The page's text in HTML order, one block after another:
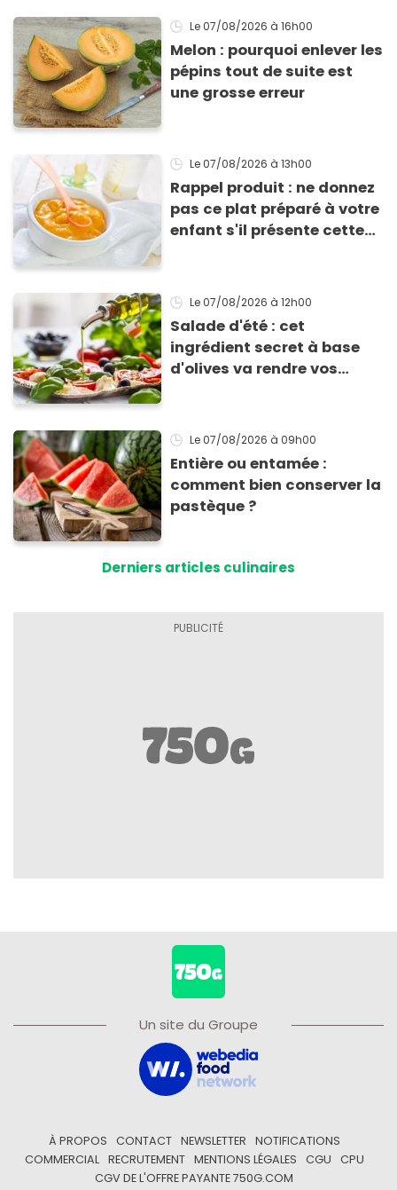
Le 07/08/2026 à 16h00
Melon : pourquoi enlever les
pépins tout de suite est
une grosse erreur
Le 07/08/2026 à 13h00
Rappel produit : ne donnez
pas ce plat préparé à votre
enfant s'il présente cette
Le 07/08/2026 à 12h00
Salade d'été : cet
ingrédient secret à base
d'olives va rendre vos
Le 07/08/2026 à 09h00
Entière ou entamée :
comment bien conserver la
pastèque ?
Derniers articles culinaires
Un site du Groupe
À PROPOS CONTACT NEWSLETTER
NOTIFICATIONS
COMMERCIAL
RECRUTEMENT MENTIONS LÉGALES CGU
CPU
CGV DE L'OFFRE PAYANTE 750G.COM